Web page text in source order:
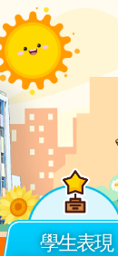
學生表現